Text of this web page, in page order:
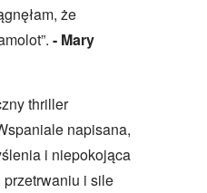
że
”. - Mary
thriller
napisana,
i niepokojąca
i sile